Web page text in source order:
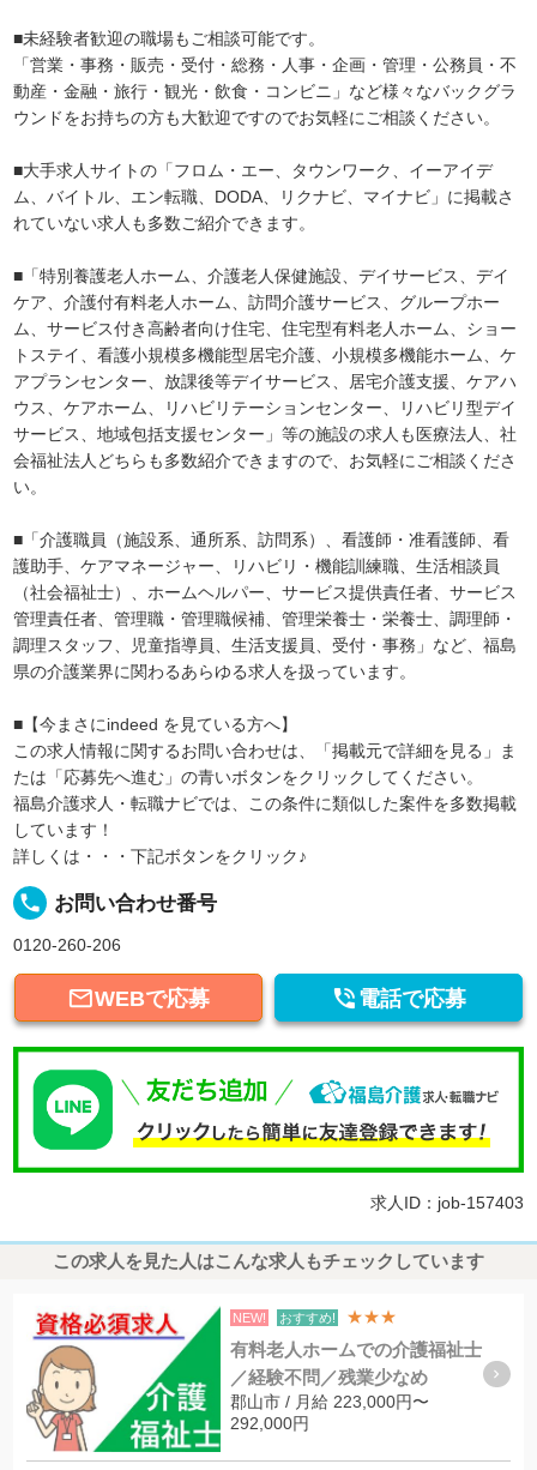
■未経験者歓迎の職場もご相談可能です。
「営業・事務・販売・受付・総務・人事・企画・管理・公務員・不
動産・金融・旅行・観光・飲食・コンビニ」など様々なバックグラ
ウンドをお持ちの方も大歓迎ですのでお気軽にご相談ください。
■大手求人サイトの「フロム・エー、タウンワーク、イーアイデ
ム、バイトル、エン転職、DODA、リクナビ、マイナビ」に掲載さ
れていない求人も多数ご紹介できます。
■「特別養護老人ホーム、介護老人保健施設、デイサービス、デイ
ケア、介護付有料老人ホーム、訪問介護サービス、グループホー
ム、サービス付き高齢者向け住宅、住宅型有料老人ホーム、ショー
トステイ、看護小規模多機能型居宅介護、小規模多機能ホーム、ケ
アプランセンター、放課後等デイサービス、居宅介護支援、ケアハ
ウス、ケアホーム、リハビリテーションセンター、リハビリ型デイ
サービス、地域包括支援センター」等の施設の求人も医療法人、社
会福祉法人どちらも多数紹介できますので、お気軽にご相談くださ
い。
■「介護職員（施設系、通所系、訪問系）、看護師・准看護師、看
護助手、ケアマネージャー、リハビリ・機能訓練職、生活相談員
（社会福祉士）、ホームヘルパー、サービス提供責任者、サービス
管理責任者、管理職・管理職候補、管理栄養士・栄養士、調理師・
調理スタッフ、児童指導員、生活支援員、受付・事務」など、福島
県の介護業界に関わるあらゆる求人を扱っています。
■【今まさにindeed を見ている方へ】
この求人情報に関するお問い合わせは、「掲載元で詳細を見る」ま
たは「応募先へ進む」の青いボタンをクリックしてください。
福島介護求人・転職ナビでは、この条件に類似した案件を多数掲載
しています！
詳しくは・・・下記ボタンをクリック♪
local_phone お問い合わせ番号
0120-260-206
WEBで応募  電話で応募
求人ID：job-157403
この求人を見た人はこんな求人もチェックしています
NEW! おすすめ! ★★★
有料老人ホームでの介護福祉士
／経験不問／残業少なめ
郡山市 / 月給 223,000円〜
292,000円